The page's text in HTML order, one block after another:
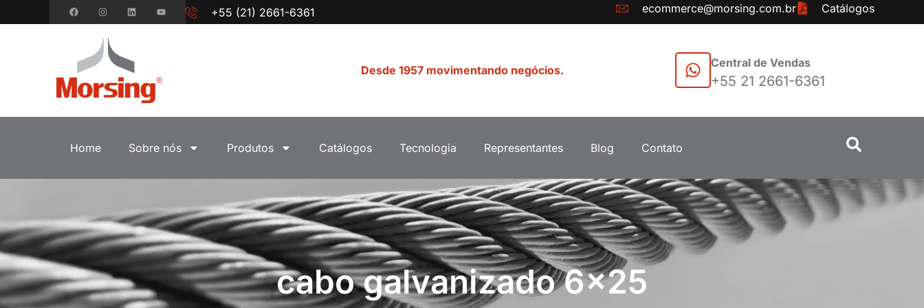
+55 (21) 2661-6361 ecommerce@morsing.com.br Catálogos
Desde 1957 movimentando negócios.
Central de Vendas
+55 21 2661-6361
Home Sobre nós Produtos Catálogos Tecnologia Representantes Blog Contato
cabo galvanizado 6x25